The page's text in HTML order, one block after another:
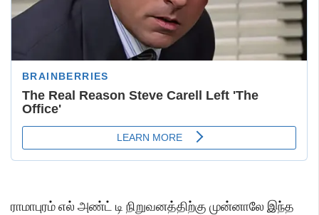
ராமாபுரம் எல் அண்ட் டி நிறுவனத்திற்கு முன்னாலே இந்த